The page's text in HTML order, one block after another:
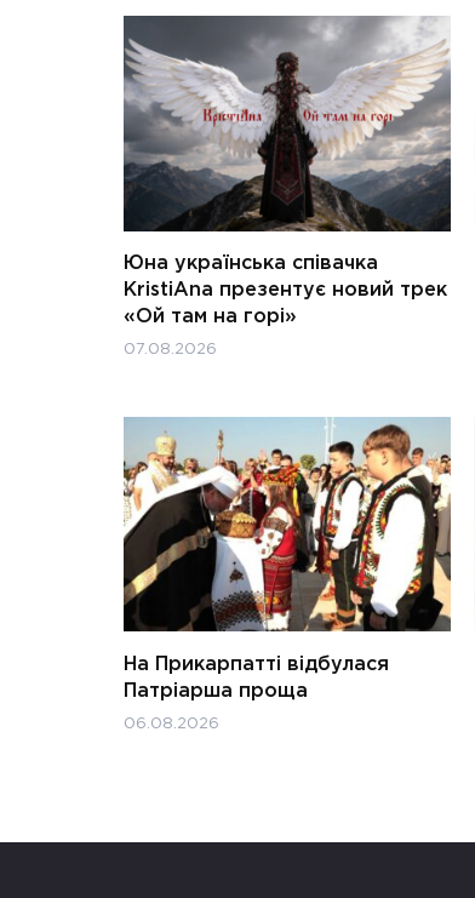
Юна українська співачка
KristiAna презентує новий трек
«Ой там на горі»
07.08.2026
На Прикарпатті відбулася
Патріарша проща
06.08.2026